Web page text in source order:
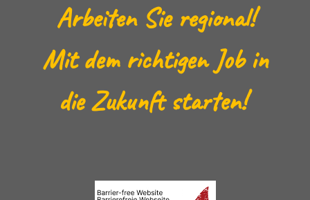
Arbeiten Sie regional!
Mit dem richtigen Job in
die Zukunft starten!